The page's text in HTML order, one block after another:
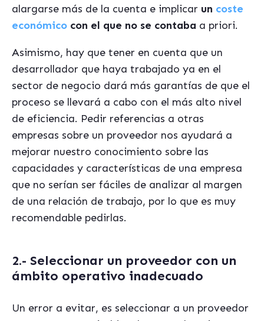
alargarse más de la cuenta e implicar un coste
económico con el que no se contaba a priori.
Asimismo, hay que tener en cuenta que un
desarrollador que haya trabajado ya en el
sector de negocio dará más garantías de que el
proceso se llevará a cabo con el más alto nivel
de eficiencia. Pedir referencias a otras
empresas sobre un proveedor nos ayudará a
mejorar nuestro conocimiento sobre las
capacidades y características de una empresa
que no serían ser fáciles de analizar al margen
de una relación de trabajo, por lo que es muy
recomendable pedirlas.
2.- Seleccionar un proveedor con un
ámbito operativo inadecuado
Un error a evitar, es seleccionar a un proveedor